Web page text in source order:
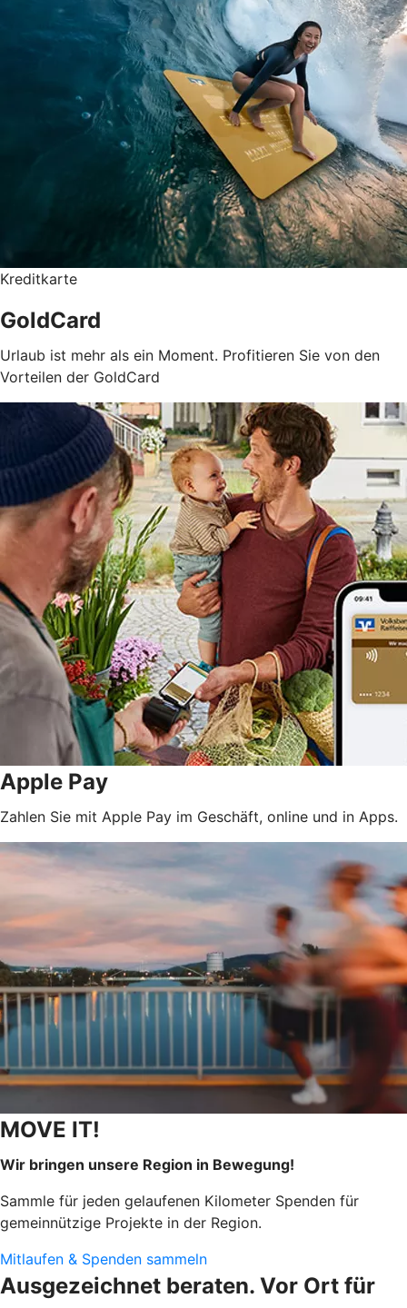
Kreditkarte
GoldCard
Urlaub ist mehr als ein Moment. Profitieren Sie von den
Vorteilen der GoldCard
Apple Pay
Zahlen Sie mit Apple Pay im Geschäft, online und in Apps.
MOVE IT!
Wir bringen unsere Region in Bewegung!
Sammle für jeden gelaufenen Kilometer Spenden für
gemeinnützige Projekte in der Region.
Mitlaufen & Spenden sammeln
Ausgezeichnet beraten. Vor Ort für